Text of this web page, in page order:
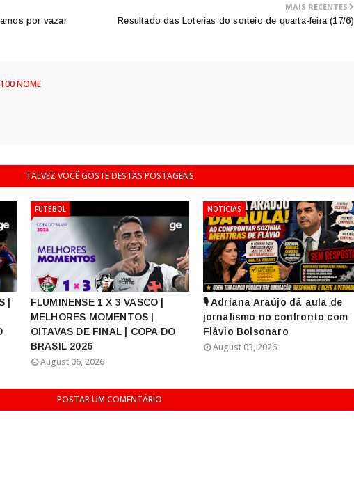
MAIS RECENTES
Resultado das Loterias do sorteio de quarta-feira (17/6)
por vazar
100 NOME
TALVEZ VOCÊ GOSTE DESTAS POSTAGENS
|
FUTEBOL
FLUMINENSE 1 X 3 VASCO |
MELHORES MOMENTOS |
OITAVAS DE FINAL | COPA DO
BRASIL 2026
August 06, 2026
NOTICIAS
🎙️ Adriana Araújo dá aula de
jornalismo no confronto com
Flávio Bolsonaro
August 03, 2026
POSTAR UM COMENTÁRIO